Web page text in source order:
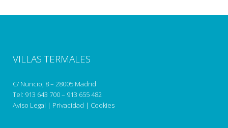
VILLAS TERMALES
C/ Nuncio, 8 – 28005 Madrid
Tel: 913 643 700– 913 655 482
Aviso Legal | Privacidad | Cookies